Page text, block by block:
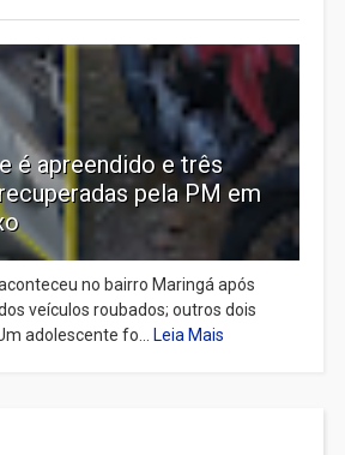
é apreendido e três
pela PM em
no bairro Maringá após
veículos roubados; outros dois
adolescente fo...
Leia Mais